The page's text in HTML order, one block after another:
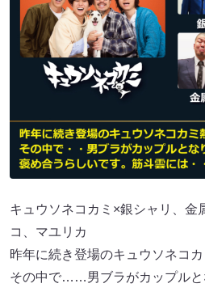
キュウソネコカミ×銀シャリ、金
コ、マユリカ
昨年に続き登場のキュウソネコ
その中で……男ブラがカップルと